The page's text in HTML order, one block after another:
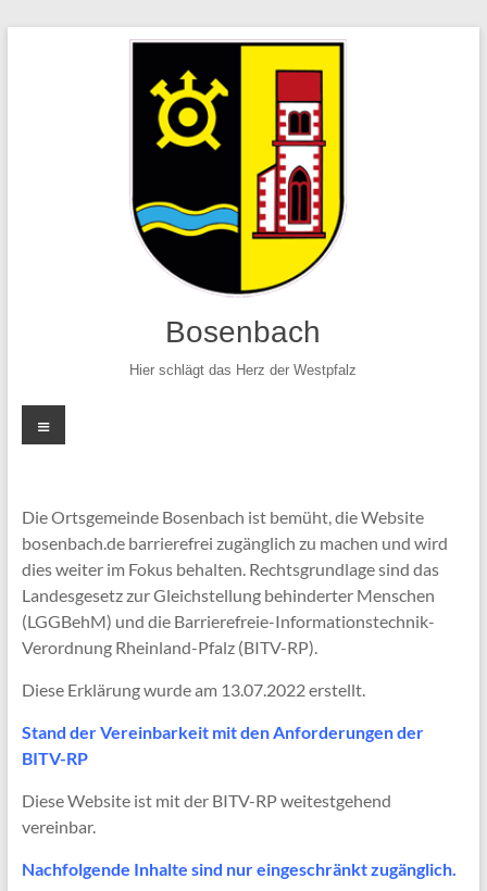
Bosenbach
Hier schlägt das Herz der Westpfalz
Menü
Die Ortsgemeinde Bosenbach ist bemüht, die Website
bosenbach.de barrierefrei zugänglich zu machen und wird
dies weiter im Fokus behalten. Rechtsgrundlage sind das
Landesgesetz zur Gleichstellung behinderter Menschen
(LGGBehM) und die Barrierefreie-Informationstechnik-
Verordnung Rheinland-Pfalz (BITV-RP).
Diese Erklärung wurde am 13.07.2022 erstellt.
Stand der Vereinbarkeit mit den Anforderungen der
BITV-RP
Diese Website ist mit der BITV-RP weitestgehend
vereinbar.
Nachfolgende Inhalte sind nur eingeschränkt zugänglich.